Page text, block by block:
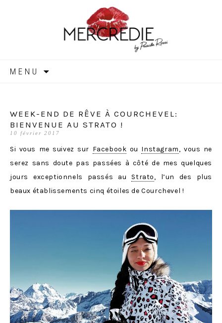
MERCREDIE
MENU
WEEK-END DE RÊVE À COURCHEVEL:
BIENVENUE AU STRATO !
10 février 2017
Si vous me suivez sur Facebook ou Instagram, vous ne
serez sans doute pas passées à côté de mes quelques
jours exceptionnels passés au Strato, l’un des plus
beaux établissements cinq étoiles de Courchevel !